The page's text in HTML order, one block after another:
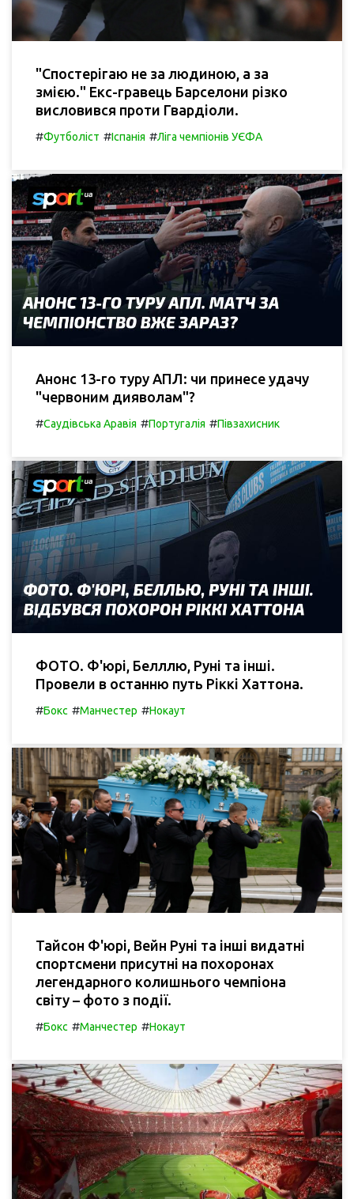
"Спостерігаю не за людиною, а за
змією." Екс-гравець Барселони різко
висловився проти Гвардіоли.
#Футболіст #Іспанія #Ліга чемпіонів УЄФА
Анонс 13-го туру АПЛ: чи принесе удачу
"червоним дияволам"?
#Саудівська Аравія #Португалія #Півзахисник
ФОТО. Ф'юрі, Белллю, Руні та інші.
Провели в останню путь Ріккі Хаттона.
#Бокс #Манчестер #Нокаут
Тайсон Ф'юрі, Вейн Руні та інші видатні
спортсмени присутні на похоронах
легендарного колишнього чемпіона
світу – фото з події.
#Бокс #Манчестер #Нокаут